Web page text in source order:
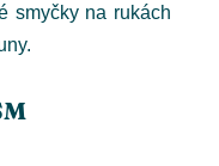
smyčky na rukách